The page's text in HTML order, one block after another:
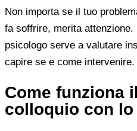
Non importa se il tuo
fa soffrire, merita
psicologo serve a valutare
capire se e come intervenire.
Come funziona
colloquio con